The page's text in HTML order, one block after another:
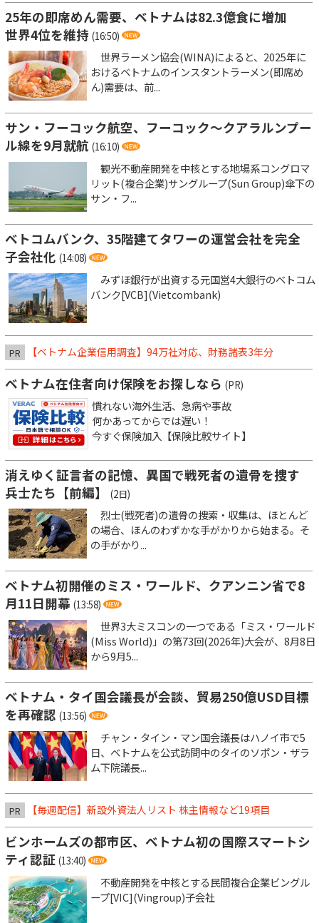
25年の即席めん需要、ベトナムは82.3億食に増加
世界4位を維持 (16:50)
世界ラーメン協会(WINA)によると、2025年に
おけるベトナムのインスタントラーメン(即席め
ん)需要は、前...
サン・フーコック航空、フーコック～クアラルンプー
ル線を9月就航 (16:10)
観光不動産開発を中核とする地場系コングロマ
リット(複合企業)サングループ(Sun Group)傘下の
サン・フ...
ベトコムバンク、35階建てタワーの運営会社を完全
子会社化 (14:08)
みずほ銀行が出資する元国営4大銀行のベトコム
バンク[VCB](Vietcombank)
PR 【ベトナム企業信用調査】94万社対応、財務諸表3年分
ベトナム在住者向け保険をお探しなら (PR)
慣れない海外生活、急病や事故
何かあってからでは遅い！
今すぐ保険加入【保険比較サイト】
消えゆく証言者の記憶、異国で戦死者の遺骨を捜す
兵士たち【前編】
(2日)
烈士(戦死者)の遺骨の捜索・収集は、ほとんど
の場合、ほんのわずかな手がかりから始まる。そ
の手がかり...
ベトナム初開催のミス・ワールド、クアンニン省で8
月11日開幕 (13:58)
世界3大ミスコンの一つである「ミス・ワールド
(Miss World)」の第73回(2026年)大会が、8月8日
から9月5...
ベトナム・タイ国会議長が会談、貿易250億USD目標
を再確認 (13:56)
チャン・タイン・マン国会議長はハノイ市で5
日、ベトナムを公式訪問中のタイのソポン・ザラ
ム下院議長...
PR 【毎週配信】新設外資法人リスト 株主情報など19項目
ビンホームズの都市区、ベトナム初の国際スマートシ
ティ認証 (13:40)
不動産開発を中核とする民間複合企業ビングル
ープ[VIC](Vingroup)子会社